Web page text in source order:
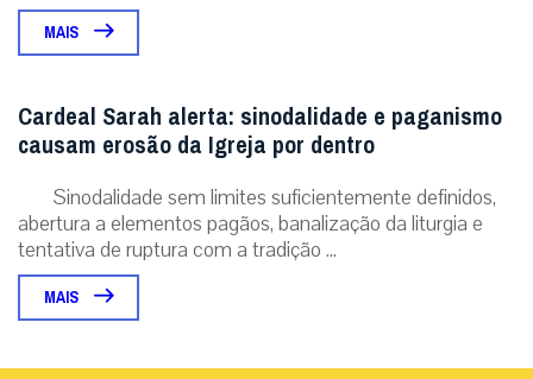
MAIS
Cardeal Sarah alerta: sinodalidade e paganismo
causam erosão da Igreja por dentro
Sinodalidade sem limites suficientemente definidos,
abertura a elementos pagãos, banalização da liturgia e
tentativa de ruptura com a tradição ...
MAIS